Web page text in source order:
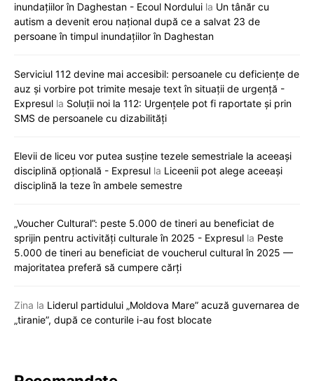
inundațiilor în Daghestan - Ecoul Nordului la Un tânăr cu
autism a devenit erou național după ce a salvat 23 de
persoane în timpul inundațiilor în Daghestan
Serviciul 112 devine mai accesibil: persoanele cu deficiențe de
auz și vorbire pot trimite mesaje text în situații de urgență -
Expresul la Soluții noi la 112: Urgențele pot fi raportate și prin
SMS de persoanele cu dizabilități
Elevii de liceu vor putea susține tezele semestriale la aceeași
disciplină opțională - Expresul la Liceenii pot alege aceeași
disciplină la teze în ambele semestre
„Voucher Cultural”: peste 5.000 de tineri au beneficiat de
sprijin pentru activități culturale în 2025 - Expresul la Peste
5.000 de tineri au beneficiat de voucherul cultural în 2025 —
majoritatea preferă să cumpere cărți
Zina la Liderul partidului „Moldova Mare” acuză guvernarea de
„tiranie”, după ce conturile i-au fost blocate